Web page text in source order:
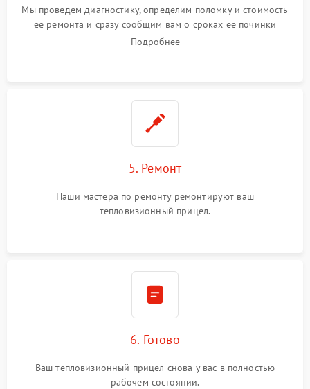
Мы проведем диагностику, определим поломку и стоимость
ее ремонта и сразу сообщим вам о сроках ее починки
Подробнее
5. Ремонт
Наши мастера по ремонту ремонтируют ваш
тепловизионный прицел.
6. Готово
Ваш тепловизионный прицел снова у вас в полностью
рабочем состоянии.